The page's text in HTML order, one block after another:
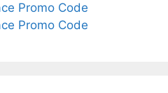
Promo Code
Promo Code